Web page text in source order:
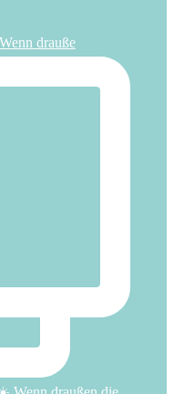
drauße